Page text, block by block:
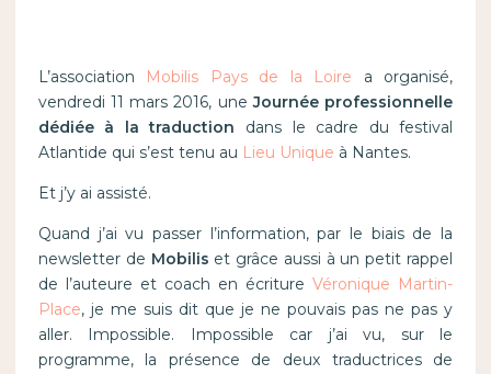
L’association Mobilis Pays de la Loire a organisé,
vendredi 11 mars 2016, uneJournée professionnelle
dédiée à la traduction dans le cadre du festival
Atlantide qui s’est tenu au Lieu Unique à Nantes.
Et j’y ai assisté.
Quand j’ai vu passer l’information, par le biais de la
newsletter de Mobilis et grâce aussi à un petit rappel
de l’auteure et coach en écritureVéronique Martin-
Place, je me suis dit que je ne pouvais pas ne pas y
aller. Impossible. Impossible car j’ai vu, sur le
programme, la présence de deux traductrices de